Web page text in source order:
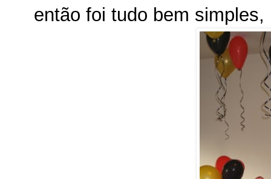
então foi tudo bem simples,